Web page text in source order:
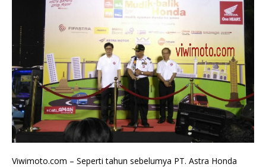
Viwimoto.com – Seperti tahun sebelumya PT. Astra Honda